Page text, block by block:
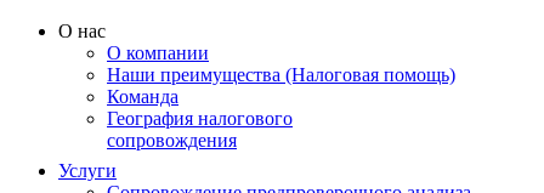
О нас
О компании
Наши преимущества (Налоговая помощь)
Команда
География налогового
сопровождения
Услуги